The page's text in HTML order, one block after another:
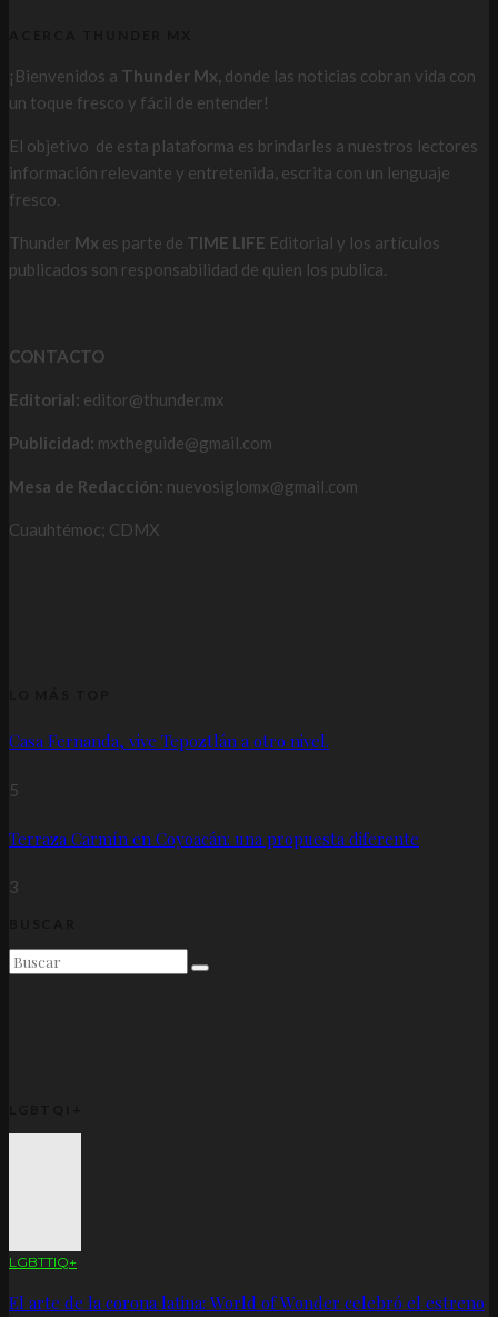
¡Bienvenidos a Thunder Mx, donde las noticias cobran vida con
un toque fresco y fácil de entender!
El objetivo de esta plataforma es brindarles a nuestros lectores
información relevante y entretenida, escrita con un lenguaje
fresco.
Thunder Mx es parte de TIME LIFE Editorial y los artículos
publicados son responsabilidad de quien los publica.
CONTACTO
Editorial: editor@thunder.mx
Publicidad: mxtheguide@gmail.com
Mesa de Redacción: nuevosiglomx@gmail.com
Cuauhtémoc; CDMX
Casa Fernanda, vive Tepoztlán a otro nivel.
5
Terraza Carmín en Coyoacán: una propuesta diferente
3
LGBTTIQ+
El arte de la corona latina: World of Wonder celebró el estreno